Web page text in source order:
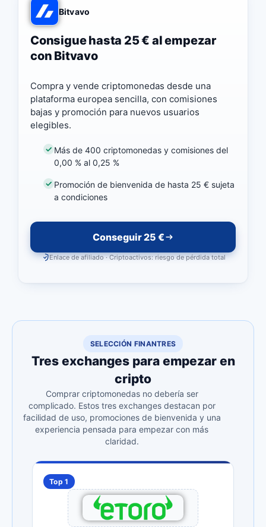
Bitvavo
Consigue hasta 25 € al empezar
con Bitvavo
Compra y vende criptomonedas desde una
plataforma europea sencilla, con comisiones
bajas y promoción para nuevos usuarios
elegibles.
Más de 400 criptomonedas y comisiones del
0,00 % al 0,25 %
Promoción de bienvenida de hasta 25 € sujeta
a condiciones
Conseguir 25 €
Enlace de afiliado · Criptoactivos: riesgo de pérdida total
SELECCIÓN FINANTRES
Tres exchanges para empezar en
cripto
Comprar criptomonedas no debería ser
complicado. Estos tres exchanges destacan por
facilidad de uso, promociones de bienvenida y una
experiencia pensada para empezar con más
claridad.
Top 1